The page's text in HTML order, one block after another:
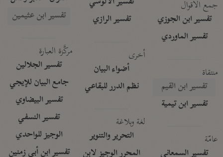
جمع الأقوال
تفسير ابن الجوزي
تفسير الماوردي
منتقاة
تفسير ابن القيم
تفسير ابن تيمية
عامّة
تفسير السمعاني
تفسير الرازي
أخرى
أضواء البيان
نظم الدرر للبقاعي
لغة وبلاغة
التحرير والتنوير
المحرر الوجيز لابن
تفسير ابن عثيمين
مركَّزة العبارة
تفسير الجلالين
جامع البيان للإيجي
تفسير البيضاوي
تفسير النسفي
الوجيز للواحدي
تفسير ابن أبي زمنين